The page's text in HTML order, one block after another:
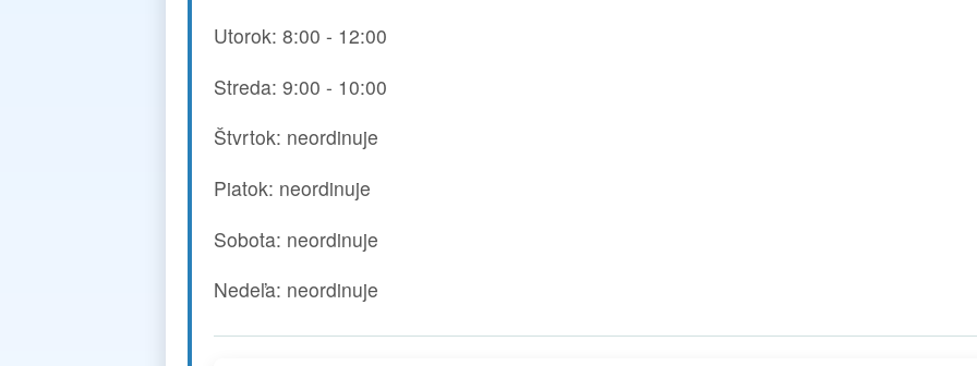
Utorok: 8:00 - 12:00
Streda: 9:00 - 10:00
Štvrtok: neordinuje
Piatok: neordinuje
Sobota: neordinuje
Nedeľa: neordinuje